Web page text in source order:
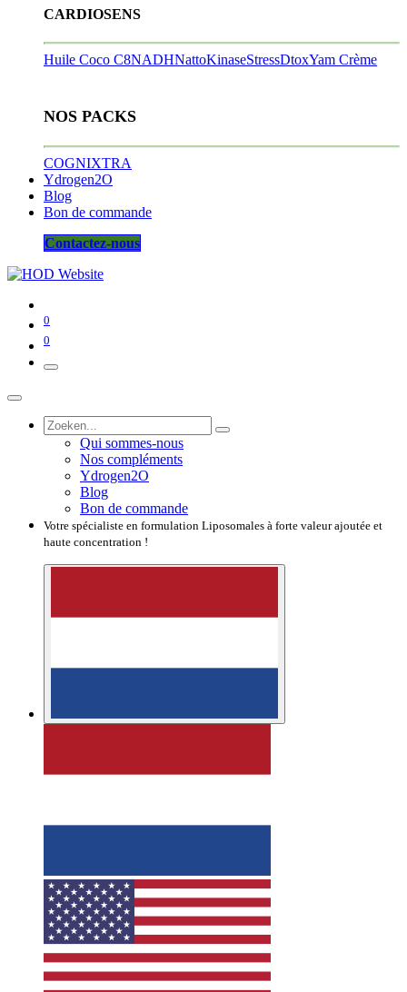
CARDIOSENS
Huile Coco C8NADHNattoKinaseStressDtoxYam Crème
NOS PACKS
COGNIXTRA
Ydrogen2O
Blog
Bon de commande
Contactez-nous
0
0
Qui sommes-nous
Nos compléments
Ydrogen2O
Blog
Bon de commande
Votre spécialiste en formulation Liposomales à forte valeur ajoutée et
haute concentration !